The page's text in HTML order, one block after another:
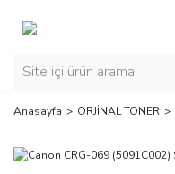
Anasayfa ORJİNAL TONER